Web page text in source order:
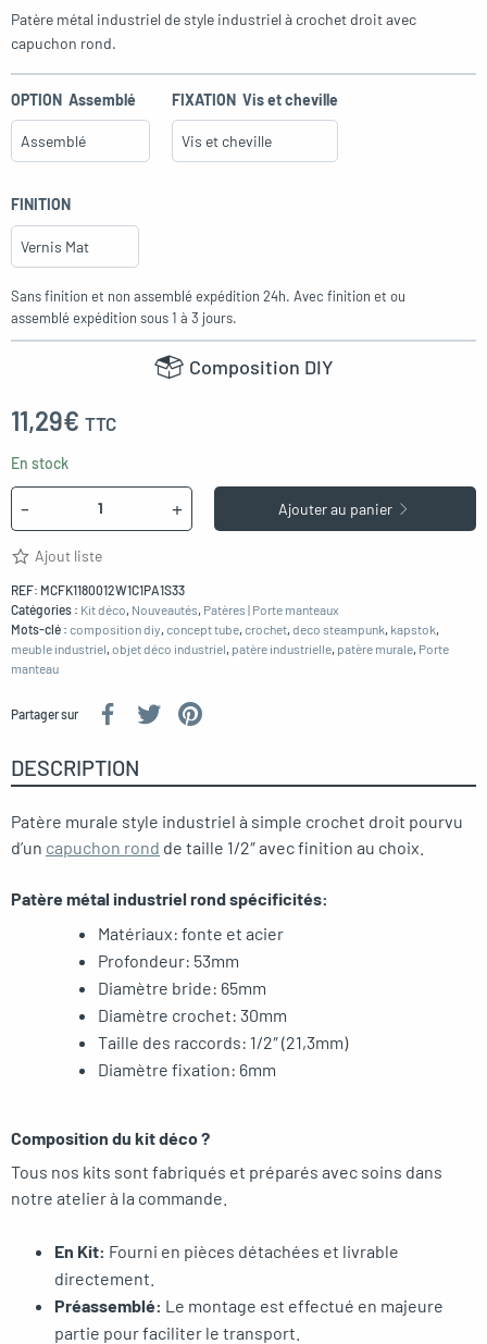
Patère métal industriel de style industriel à crochet droit avec
capuchon rond.
OPTION Assemblé FIXATIONVis et cheville
FINITION
Sans finition et non assemblé expédition 24h. Avec finition et ou
assemblé expédition sous 1 à 3 jours.
Composition DIY
11,29€ TTC
En stock
- + Ajouter au panier
Ajout liste
REF: MCFK1180012W1C1PA1S33
Catégories : Kit déco, Nouveautés, Patères | Porte manteaux
Mots-clé : composition diy, concept tube, crochet, deco steampunk, kapstok,
meuble industriel, objet déco industriel, patère industrielle, patère murale, Porte
manteau
Partager sur
DESCRIPTION
Patère murale style industriel à simple crochet droit pourvu
d’un capuchon rond de taille 1/2″ avec finition au choix.
Patère métal industriel rond spécificités:
Matériaux: fonte et acier
Profondeur: 53mm
Diamètre bride: 65mm
Diamètre crochet: 30mm
Taille des raccords: 1/2″ (21,3mm)
Diamètre fixation: 6mm
Composition du kit déco ?
Tous nos kits sont fabriqués et préparés avec soins dans
notre atelier à la commande.
En Kit: Fourni en pièces détachées et livrable
directement.
Préassemblé: Le montage est effectué en majeure
partie pour faciliter le transport.